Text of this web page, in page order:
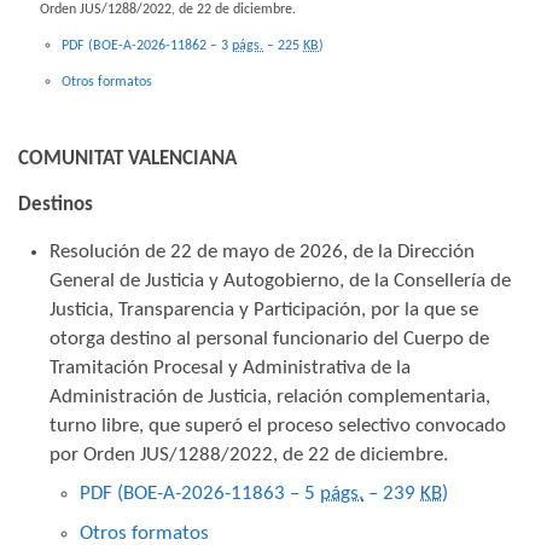
Orden JUS/1288/2022, de 22 de diciembre.
PDF (BOE-A-2026-11862 – 3 págs. – 225 KB)
Otros formatos
COMUNITAT VALENCIANA
Destinos
Resolución de 22 de mayo de 2026, de la Dirección
General de Justicia y Autogobierno, de la Consellería de
Justicia, Transparencia y Participación, por la que se
otorga destino al personal funcionario del Cuerpo de
Tramitación Procesal y Administrativa de la
Administración de Justicia, relación complementaria,
turno libre, que superó el proceso selectivo convocado
por Orden JUS/1288/2022, de 22 de diciembre.
PDF (BOE-A-2026-11863 – 5 págs. – 239 KB)
Otros formatos